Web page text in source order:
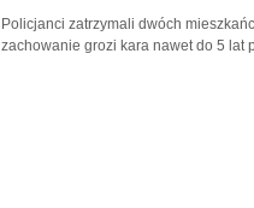
Policjanci zatrzymali dwóch
zachowanie grozi kara nawet do 5 lat